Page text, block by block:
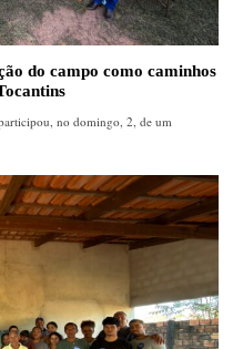
do campo como caminhos
no domingo, 2, de um